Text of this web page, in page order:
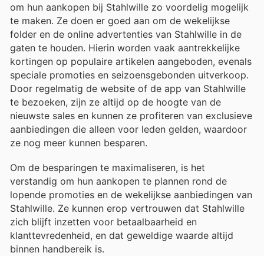
om hun aankopen bij Stahlwille zo voordelig mogelijk
te maken. Ze doen er goed aan om de wekelijkse
folder en de online advertenties van Stahlwille in de
gaten te houden. Hierin worden vaak aantrekkelijke
kortingen op populaire artikelen aangeboden, evenals
speciale promoties en seizoensgebonden uitverkoop.
Door regelmatig de website of de app van Stahlwille
te bezoeken, zijn ze altijd op de hoogte van de
nieuwste sales en kunnen ze profiteren van exclusieve
aanbiedingen die alleen voor leden gelden, waardoor
ze nog meer kunnen besparen.
Om de besparingen te maximaliseren, is het
verstandig om hun aankopen te plannen rond de
lopende promoties en de wekelijkse aanbiedingen van
Stahlwille. Ze kunnen erop vertrouwen dat Stahlwille
zich blijft inzetten voor betaalbaarheid en
klanttevredenheid, en dat geweldige waarde altijd
binnen handbereik is.